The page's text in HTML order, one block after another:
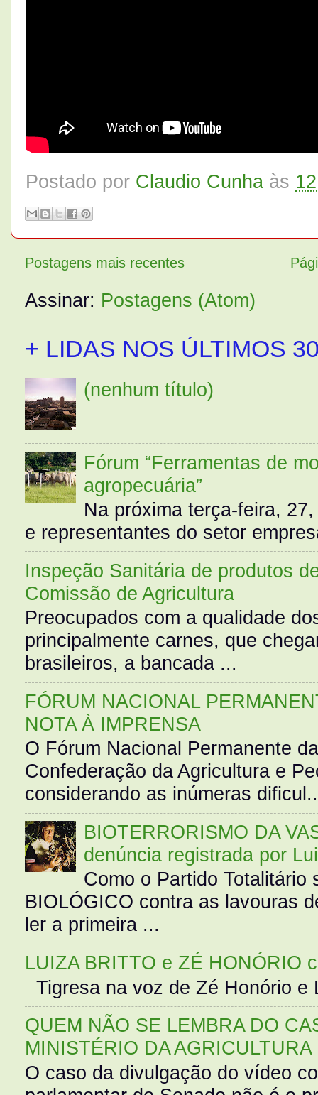
Postado por Claudio Cunha às
Postagens mais recentes
Assinar: Postagens (Atom)
+ LIDAS NOS ÚLTIMOS
(nenhum título)
Fórum “Ferramentas de
agropecuária”
Na próxima terça-feira,
e representantes do setor
Inspeção Sanitária de produtos
Comissão de Agricultura
Preocupados com a qualidade
principalmente carnes, que
brasileiros, a bancada ...
FÓRUM NACIONAL
NOTA À IMPRENSA
O Fórum Nacional Permanente
Confederação da Agricultura e
considerando as inúmeras
BIOTERRORISMO DA
denúncia registrada por
Como o Partido Totalitário
BIOLÓGICO contra as lavouras
ler a primeira ...
LUIZA BRITTO e ZÉ HONÓRIO
Tigresa na voz de Zé Honório
QUEM NÃO SE LEMBRA DO
MINISTÉRIO DA AGRICULTURA
O caso da divulgação do vídeo